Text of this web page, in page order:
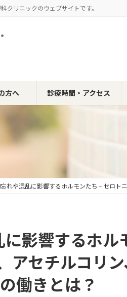
クリニックのウェブサイトです。
方へ 診療時間・アクセス
れや混乱に影響するホルモンたち – セロト
影響するホル
アセチルコリ
働きとは？